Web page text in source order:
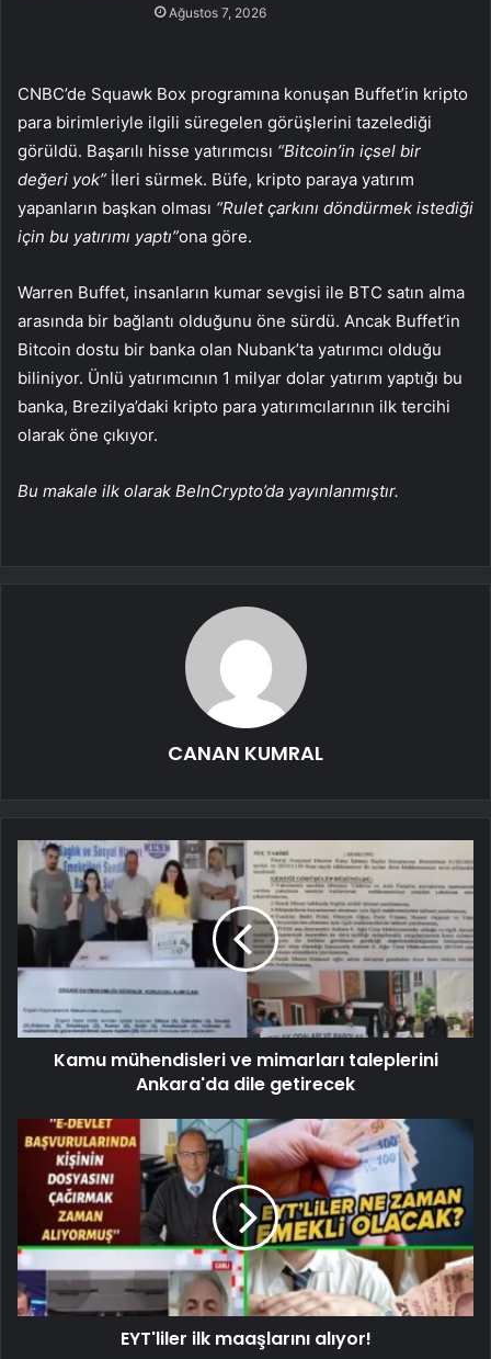
Ağustos 7, 2026
CNBC’de Squawk Box programına konuşan Buffet’in kripto
para birimleriyle ilgili süregelen görüşlerini tazelediği
görüldü. Başarılı hisse yatırımcısı “Bitcoin’in içsel bir
değeri yok” İleri sürmek. Büfe, kripto paraya yatırım
yapanların başkan olması “Rulet çarkını döndürmek istediği
için bu yatırımı yaptı”ona göre.
Warren Buffet, insanların kumar sevgisi ile BTC satın alma
arasında bir bağlantı olduğunu öne sürdü. Ancak Buffet’in
Bitcoin dostu bir banka olan Nubank’ta yatırımcı olduğu
biliniyor. Ünlü yatırımcının 1 milyar dolar yatırım yaptığı bu
banka, Brezilya’daki kripto para yatırımcılarının ilk tercihi
olarak öne çıkıyor.
Bu makale ilk olarak BeInCrypto’da yayınlanmıştır.
CANAN KUMRAL
Kamu mühendisleri ve mimarları taleplerini
Ankara'da dile getirecek
EYT'liler ilk maaşlarını alıyor!